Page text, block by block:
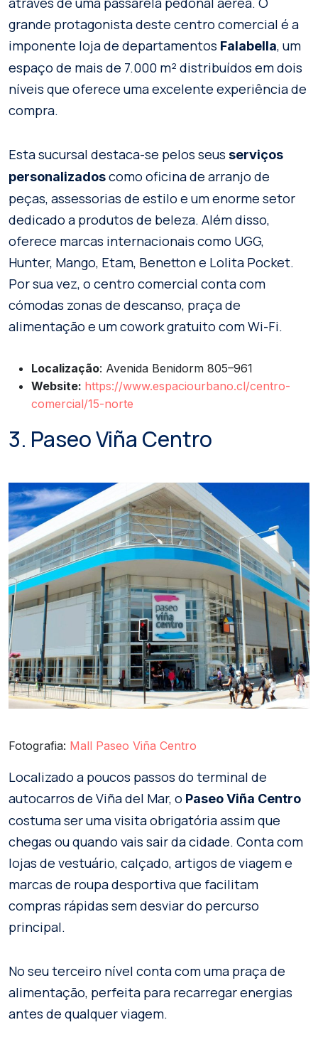
grande protagonista deste centro comercial é a
imponente loja de departamentos Falabella, um
espaço de mais de 7.000 m² distribuídos em dois
níveis que oferece uma excelente experiência de
compra.
Esta sucursal destaca-se pelos seus serviços
personalizadoscomo oficina de arranjo de
peças, assessorias de estilo e um enorme setor
dedicado a produtos de beleza. Além disso,
oferece marcas internacionais como UGG,
Hunter, Mango, Etam, Benetton e Lolita Pocket.
Por sua vez, o centro comercial conta com
cómodas zonas de descanso, praça de
alimentação e um cowork gratuito com Wi-Fi.
Localização: Avenida Benidorm 805–961
Website: https://www.espaciourbano.cl/centro-
comercial/15-norte
3. Paseo Viña Centro
Fotografia: Mall Paseo Viña Centro
Localizado a poucos passos do terminal de
autocarros de Viña del Mar, o Paseo Viña Centro
costuma ser uma visita obrigatória assim que
chegas ou quando vais sair da cidade. Conta com
lojas de vestuário, calçado, artigos de viagem e
marcas de roupa desportiva que facilitam
compras rápidas sem desviar do percurso
principal.
No seu terceiro nível conta com uma praça de
alimentação, perfeita para recarregar energias
antes de qualquer viagem.